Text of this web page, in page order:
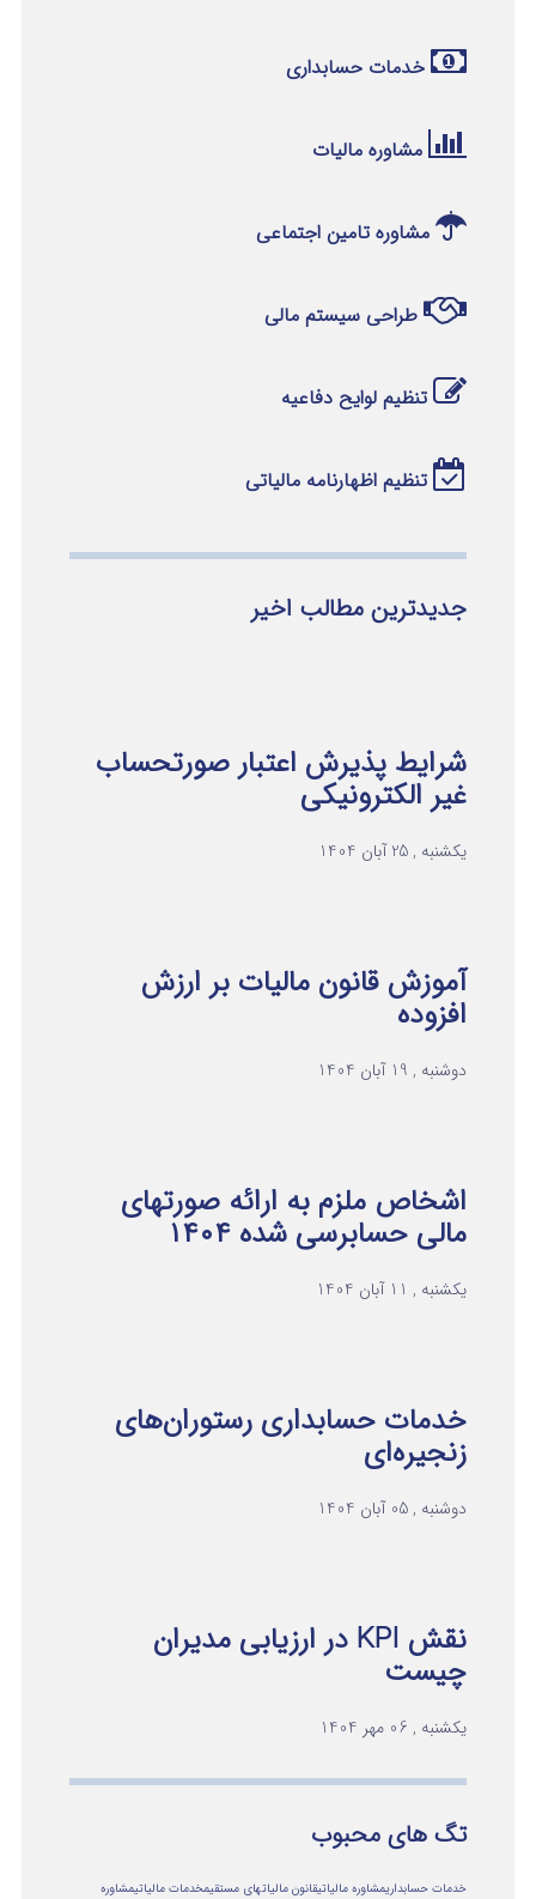
خدمات حسابداری
مشاوره مالیات
مشاوره تامین اجتماعی
طراحی سیستم مالی
تنظیم لوایح دفاعیه
تنظیم اظهارنامه مالیاتی
جدیدترین مطالب اخیر
شرایط پذیرش اعتبار صورتحساب
غیر الکترونیکی
یکشنبه , 25 آبان 1404
آموزش قانون مالیات بر ارزش
افزوده
دوشنبه , 19 آبان 1404
اشخاص ملزم به ارائه صورتهای
مالی حسابرسی شده ۱۴۰۴
یکشنبه , 11 آبان 1404
خدمات حسابداری رستوران‌های
زنجیره‌ای
دوشنبه , 05 آبان 1404
نقش KPI در ارزیابی مدیران
چیست
یکشنبه , 06 مهر 1404
تگ های محبوب
خدمات حسابداریمشاوره مالیاتیقانون مالیاتهای مستقیمخدمات مالیاتیمشاوره